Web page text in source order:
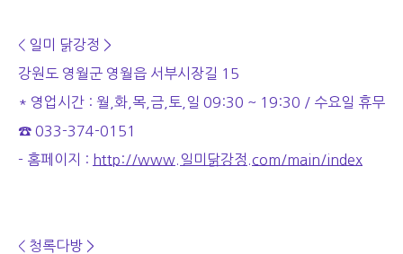
< 일미 닭강정 >
강원도 영월군 영월읍 서부시장길 15
* 영업시간 : 월,화,목,금,토,일 09:30 ~ 19:30 / 수요일 휴무
☎ 033-374-0151
- 홈페이지 : http://www.일미닭강정.com/main/index
< 청록다방 >